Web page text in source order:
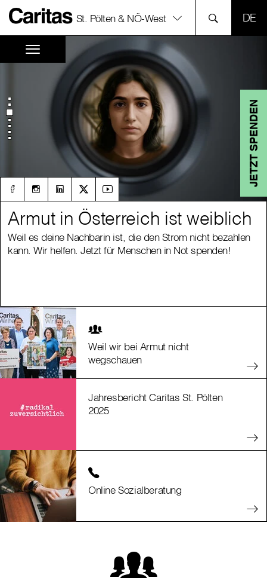
St. Pölten & NÖ-West
JETZT SPENDEN
Armut in Österreich ist weiblich
Weil es deine Nachbarin ist, die den Strom nicht bezahlen
kann. Wir helfen. Jetzt für Menschen in Not spenden!
Armut in Österreich ist weiblich
Weil es deine Nachbarin ist, die den Strom nicht bezahlen
kann. Wir helfen. Jetzt für Menschen in Not spenden!
Weil wir bei Armut nicht
wegschauen
Jahresbericht Caritas St. Pölten
2025
Online Sozialberatung